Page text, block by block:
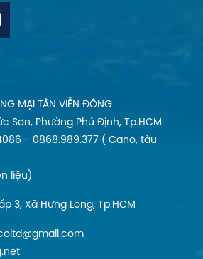
GPS, phạm vi thời
gian thực và hiển
thị thời gian chạy,
và công nghệ pin
MẠI TÂN VIỄN ĐÔNG
Sơn, Phường Phú Định, Tp.HCM
- 0868.989.377 ( Cano, tàu
liệu)
3, Xã Hưng Long, Tp.HCM